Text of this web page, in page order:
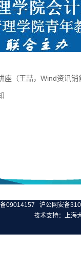
座（王喆，Wind资讯销
09014157
沪公网安备
技术支持：上海